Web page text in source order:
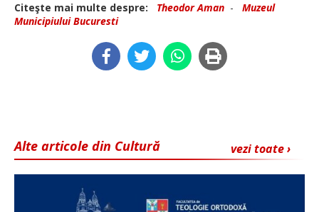
Citeşte mai multe despre:
Theodor Aman - Muzeul
Municipiului Bucuresti
vezi toate ›
Alte articole din Cultură